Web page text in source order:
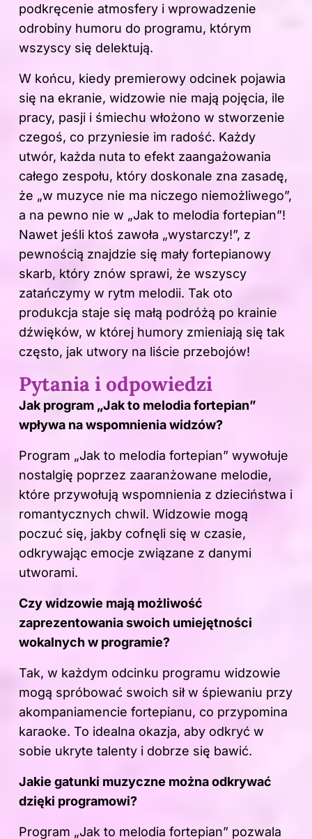
podkręcenie atmosfery i wprowadzenie
odrobiny humoru do programu, którym
wszyscy się delektują.
W końcu, kiedy premierowy odcinek pojawia
się na ekranie, widzowie nie mają pojęcia, ile
pracy, pasji i śmiechu włożono w stworzenie
czegoś, co przyniesie im radość. Każdy
utwór, każda nuta to efekt zaangażowania
całego zespołu, który doskonale zna zasadę,
że „w muzyce nie ma niczego niemożliwego”,
a na pewno nie w „Jak to melodia fortepian”!
Nawet jeśli ktoś zawoła „wystarczy!”, z
pewnością znajdzie się mały fortepianowy
skarb, który znów sprawi, że wszyscy
zatańczymy w rytm melodii. Tak oto
produkcja staje się małą podróżą po krainie
dźwięków, w której humory zmieniają się tak
często, jak utwory na liście przebojów!
Pytania i odpowiedzi
Jak program „Jak to melodiafortepian”
wpływa na wspomnienia widzów?
Program „Jak to melodia fortepian” wywołuje
nostalgię poprzez zaaranżowane melodie,
które przywołują wspomnienia z dzieciństwa i
romantycznych chwil. Widzowie mogą
poczuć się, jakby cofnęli się w czasie,
odkrywając emocje związane z danymi
utworami.
Czy widzowie mają możliwość
zaprezentowania swoich umiejętności
wokalnych w programie?
Tak, w każdym odcinku programu widzowie
mogą spróbować swoich sił w śpiewaniu przy
akompaniamencie fortepianu, co przypomina
karaoke. To idealna okazja, aby odkryć w
sobie ukryte talenty i dobrze się bawić.
Jakie gatunki muzyczne można odkrywać
dzięki programowi?
Program „Jak to melodia fortepian” pozwala